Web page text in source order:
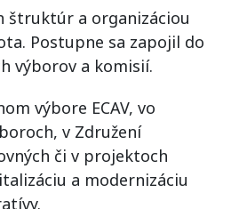
štruktúr a organizáciou
Postupne sa zapojil do
výborov a komisií.
výbore ECAV, vo
v Združení
či v projektoch
a modernizáciu